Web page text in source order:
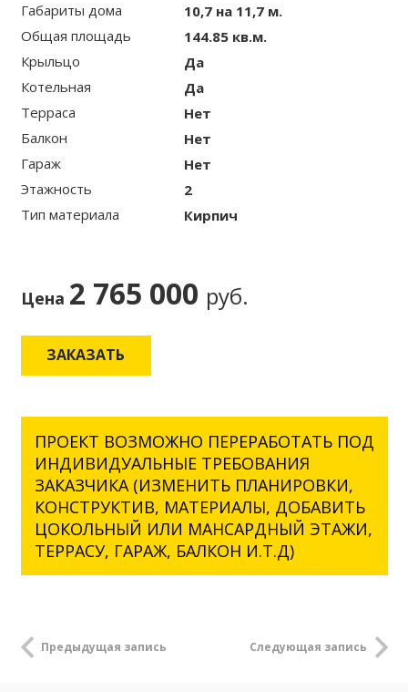
Габариты дома 10,7 на 11,7 м.
Общая площадь
144.85 кв.м.
Крыльцо
Да
Котельная
Да
Терраса
Нет
Балкон
Нет
Гараж
Нет
Этажность
2
Тип материала
Кирпич
Цена 2 765 000 руб.
ЗАКАЗАТЬ
ПРОЕКТ ВОЗМОЖНО ПЕРЕРАБОТАТЬ ПОД
ИНДИВИДУАЛЬНЫЕ ТРЕБОВАНИЯ
ЗАКАЗЧИКА (ИЗМЕНИТЬ ПЛАНИРОВКИ,
КОНСТРУКТИВ, МАТЕРИАЛЫ, ДОБАВИТЬ
ЦОКОЛЬНЫЙ ИЛИ МАНСАРДНЫЙ ЭТАЖИ,
ТЕРРАСУ, ГАРАЖ, БАЛКОН И.Т.Д)
Предыдущая запись Следующая запись